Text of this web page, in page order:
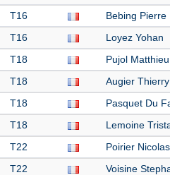
T16 Bebing Pierre
T16 Loyez Yohan
T18 Pujol Matthieu
T18 Augier Thierry
T18 Pasquet Du
T18 Lemoine
T22 Poirier Nicolas
T22 Voisine